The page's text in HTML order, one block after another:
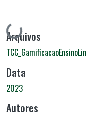
Carregando...
Arquivos
Data
2023
Autores